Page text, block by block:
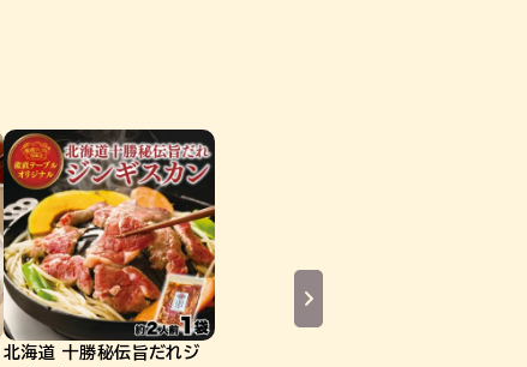
北海道 十勝秘伝旨だれジ